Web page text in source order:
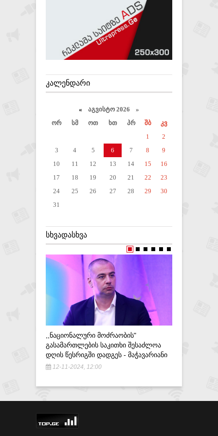
ᲙᲐᲚᲔᲜᲓᲐᲠᲘ
« აგვისტო 2026 »
ორ
სმ ოთ ხთ პრ შბ
კვ
1
2
3
4 5 6 7 8
9
10
11 12 13 14 15
16
17
18 19 20 21 22
23
24
25 26 27 28 29
30
31
ᲡᲮᲕᲐᲓᲐᲡᲮᲕᲐ
,,ᲜᲐᲪᲘᲝᲜᲐᲚᲣᲠᲘ ᲛᲝᲫᲠᲐᲝᲑᲘᲡ"
ᲒᲐᲡᲐᲛᲐᲠᲗᲚᲔᲑᲘᲡ ᲡᲐᲙᲘᲗᲮᲘ ᲨᲔᲡᲐᲫᲚᲝᲐ
ᲓᲦᲘᲡ ᲬᲔᲡᲠᲘᲒᲨᲘ ᲓᲐᲓᲒᲔᲡ - ᲛᲐᲭᲐᲕᲐᲠᲘᲐᲜᲘ
12-11-2024, 12:00